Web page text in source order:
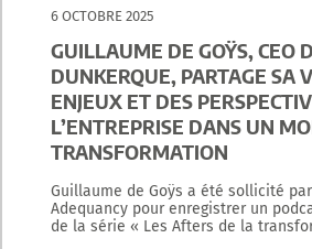
6 OCTOBRE 2025
GUILLAUME DE GOŸS, CEO
DUNKERQUE, PARTAGE SA
ENJEUX ET DES
L’ENTREPRISE DANS UN
TRANSFORMATION
Guillaume de Goÿs a été sollicité
Adequancy pour enregistrer un
de la série « Les Afters de la